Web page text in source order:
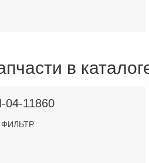
в
04-11860
ФИЛЬТР